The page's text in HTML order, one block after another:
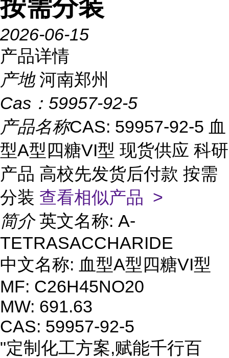
按需分装
2026-06-15
产品详情
产地 河南郑州
Cas： 59957-92-5
产品名称CAS: 59957-92-5 血
型A型四糖VI型 现货供应 科研
产品 高校先发货后付款 按需
分装 查看相似产品 >
简介 英文名称: A-
TETRASACCHARIDE
中文名称: 血型A型四糖VI型
MF: C26H45NO20
MW: 691.63
CAS: 59957-92-5
"定制化工方案,赋能千行百